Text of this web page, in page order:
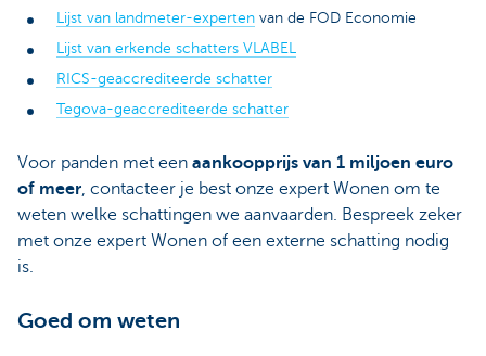
Lijst van landmeter-experten van de FOD Economie
Lijst van erkende schatters VLABEL
RICS-geaccrediteerde schatter
Tegova-geaccrediteerde schatter
Voor panden met een aankoopprijs van 1 miljoen euro
of meer, contacteer je best onze expert Wonen om te
weten welke schattingen we aanvaarden. Bespreek zeker
met onze expert Wonen of een externe schatting nodig
is.
Goed om weten